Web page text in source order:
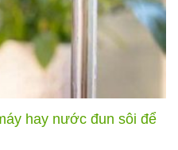
hay nước đun sôi để